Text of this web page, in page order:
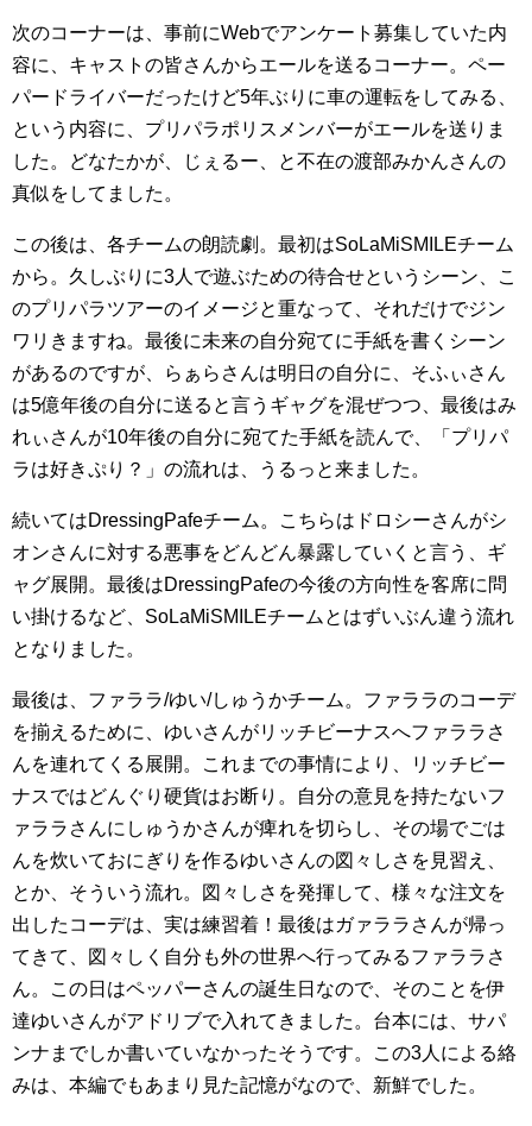
次のコーナーは、事前にWebでアンケート募集していた内
容に、キャストの皆さんからエールを送るコーナー。ペー
パードライバーだったけど5年ぶりに車の運転をしてみる、
という内容に、プリパラポリスメンバーがエールを送りま
した。どなたかが、じぇるー、と不在の渡部みかんさんの
真似をしてました。
この後は、各チームの朗読劇。最初はSoLaMiSMILEチーム
から。久しぶりに3人で遊ぶための待合せというシーン、こ
のプリパラツアーのイメージと重なって、それだけでジン
ワリきますね。最後に未来の自分宛てに手紙を書くシーン
があるのですが、らぁらさんは明日の自分に、そふぃさん
は5億年後の自分に送ると言うギャグを混ぜつつ、最後はみ
れぃさんが10年後の自分に宛てた手紙を読んで、「プリパ
ラは好きぷり？」の流れは、うるっと来ました。
続いてはDressingPafeチーム。こちらはドロシーさんがシ
オンさんに対する悪事をどんどん暴露していくと言う、ギ
ャグ展開。最後はDressingPafeの今後の方向性を客席に問
い掛けるなど、SoLaMiSMILEチームとはずいぶん違う流れ
となりました。
最後は、ファララ/ゆい/しゅうかチーム。ファララのコーデ
を揃えるために、ゆいさんがリッチビーナスへファララさ
んを連れてくる展開。これまでの事情により、リッチビー
ナスではどんぐり硬貨はお断り。自分の意見を持たないフ
ァララさんにしゅうかさんが痺れを切らし、その場でごは
んを炊いておにぎりを作るゆいさんの図々しさを見習え、
とか、そういう流れ。図々しさを発揮して、様々な注文を
出したコーデは、実は練習着！最後はガァララさんが帰っ
てきて、図々しく自分も外の世界へ行ってみるファララさ
ん。この日はペッパーさんの誕生日なので、そのことを伊
達ゆいさんがアドリブで入れてきました。台本には、サパ
ンナまでしか書いていなかったそうです。この3人による絡
みは、本編でもあまり見た記憶がなので、新鮮でした。